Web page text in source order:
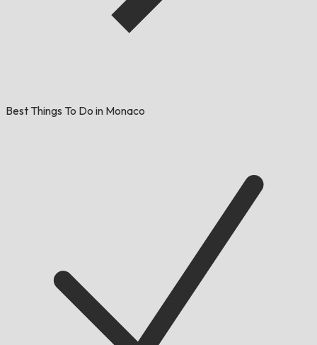
Best Things To Do in Monaco